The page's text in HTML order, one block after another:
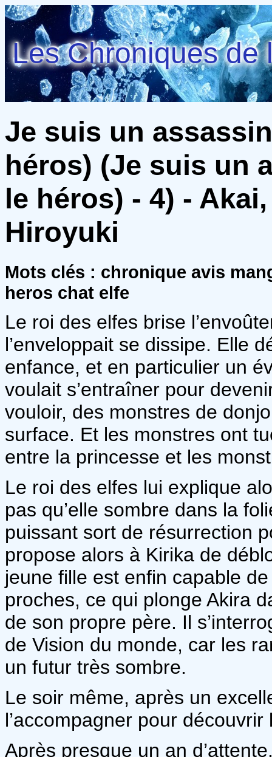
Les Chroniques de
Je suis un
héros) (Je suis un
le héros) - 4) -
Hiroyuki
Mots clés : chronique avis
heros chat elfe
Le roi des elfes brise
l’enveloppait se dissipe. Elle
enfance, et en particulier un
voulait s’entraîner pour
vouloir, des monstres de
surface. Et les monstres ont
entre la princesse et les
Le roi des elfes lui explique
pas qu’elle sombre dans la
puissant sort de résurrection
propose alors à Kirika de
jeune fille est enfin capable
proches, ce qui plonge Akira
de son propre père. Il
de Vision du monde, car les
un futur très sombre.
Le soir même, après un
l’accompagner pour
Après presque un an